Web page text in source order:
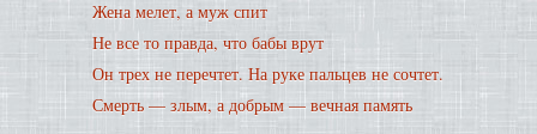
Жена мелет, а муж спит
Не все то правда, что бабы врут
Он трех не перечтет. На руке пальцев не сочтет.
Смерть — злым, а добрым — вечная память